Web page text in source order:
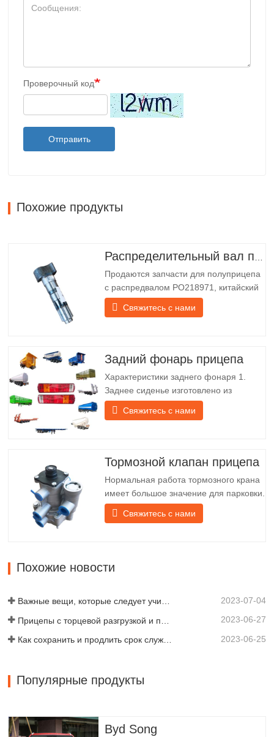
Проверочный код
Отправить
Похожие продукты
Продаются запчасти для полуприцепа
с распредвалом PO218971, китайский
грузовик Технические характеристики
Продукт Запасные части для прицепов
доставка О нас Chengda Group —
китайский производитель
полуприцепов с…
Свяжитесь с нами
Задний фонарь прицепа
Характеристики заднего фонаря 1.
Заднее сиденье изготовлено из
железного кронштейна, который
гораздо прочнее других материалов. В
лучшей защиты абажура и продления
срока службы задней фонарной балки
перед абажуром крепится…
Свяжитесь с нами
Тормозной клапан прицепа
Нормальная работа тормозного крана
имеет большое значение для парковки.
Он обеспечивает техническую
поддержку плавного торможения
производителей различных типов
научные…
Свяжитесь с нами
Похожие новости
Важные вещи, которые следует учитывать перед покупкой прицепа-самосвала 2023-07-04
2023-06-27
2023-06-25
Популярные продукты
Byd Song